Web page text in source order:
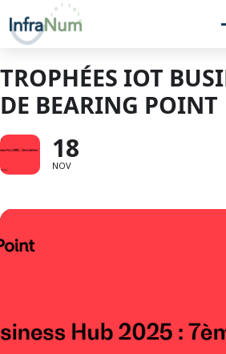
TROPHÉES IOT
DE BEARING POINT
18
NOV